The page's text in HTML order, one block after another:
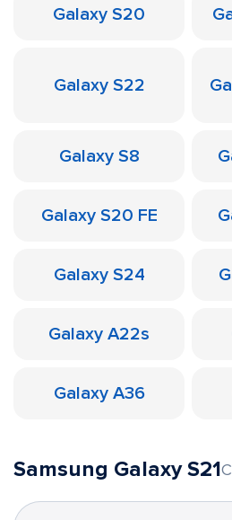
Galaxy S20
Galaxy S22
Galaxy S8
Galaxy S20 FE
Galaxy S24
Galaxy A22s
Galaxy A36
Samsung Galaxy S21